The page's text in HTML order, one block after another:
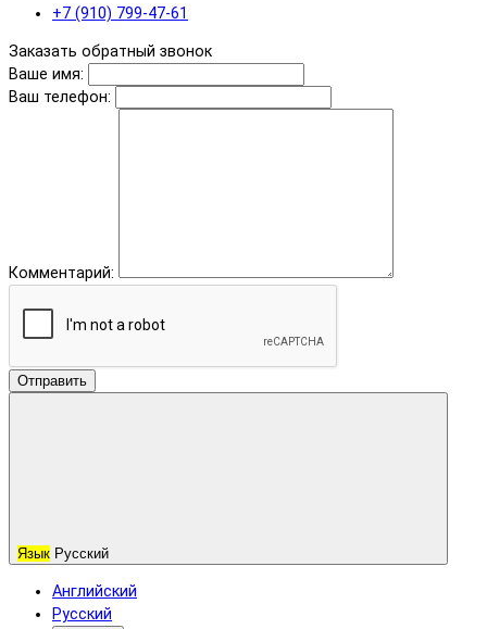
+7 (910) 799-47-61
Заказать обратный звонок
Ваше имя:
Ваш телефон:
Комментарий:
Отправить
Язык Русский
Английский
Русский